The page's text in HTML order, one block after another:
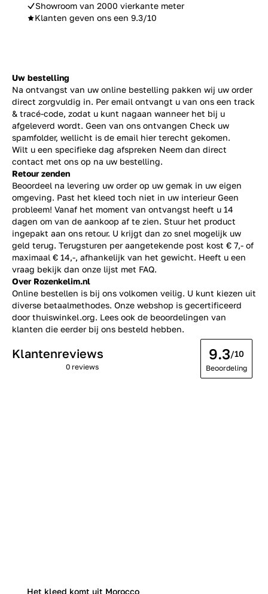
Showroom van 2000 vierkante meter
Klanten geven ons een 9.3/10
Uw bestelling
Na ontvangst van uw online bestelling pakken wij uw order
direct zorgvuldig in. Per email ontvangt u van ons een track
& tracé-code, zodat u kunt nagaan wanneer het bij u
afgeleverd wordt. Geen van ons ontvangen Check uw
spamfolder, wellicht is de email hier terecht gekomen.
Wilt u een specifieke dag afspreken Neem dan direct
contact met ons op na uw bestelling.
Retour zenden
Beoordeel na levering uw order op uw gemak in uw eigen
omgeving. Past het kleed toch niet in uw interieur Geen
probleem! Vanaf het moment van ontvangst heeft u 14
dagen om van de aankoop af te zien. Stuur het product
ingepakt aan ons retour. U krijgt dan zo snel mogelijk uw
geld terug. Terugsturen per aangetekende post kost € 7,- of
maximaal € 14,-, afhankelijk van het gewicht. Heeft u een
vraag bekijk dan onze lijst met FAQ.
Over Rozenkelim.nl
Online bestellen is bij ons volkomen veilig. U kunt kiezen uit
diverse betaalmethodes. Onze webshop is gecertificeerd
door thuiswinkel.org. Lees ook de beoordelingen van
klanten die eerder bij ons besteld hebben.
Het kleed komt uit Morocco
Klantenreviews
0 reviews
9.3/10
Beoordeling